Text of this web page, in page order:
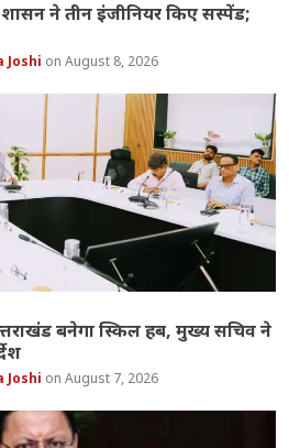
ने तीन इंजीनियर किए सस्पेंड;
Joshi August 8, 2026
बनेगा स्किल हब, मुख्य सचिव ने
Joshi August 7, 2026